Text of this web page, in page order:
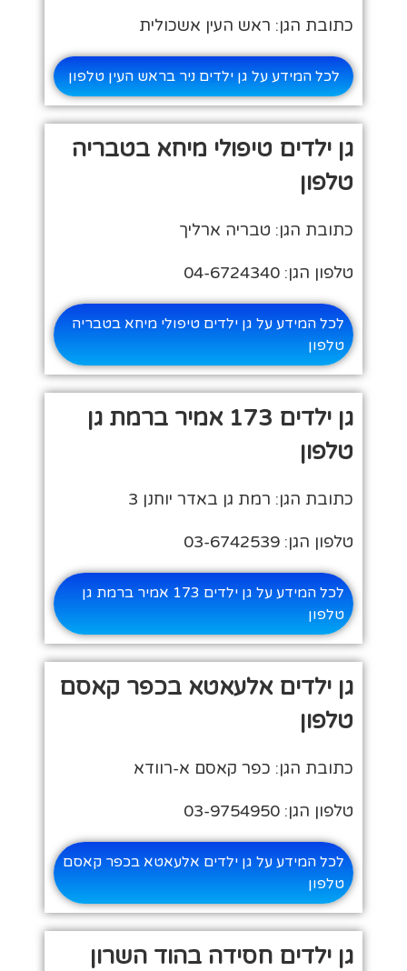
כתובת הגן: ראש העין אשכולית
לכל המידע על גן ילדים ניר בראש העין טלפון
גן ילדים טיפולי מיחא בטבריה
טלפון
כתובת הגן: טבריה ארליך
טלפון הגן: 04-6724340
לכל המידע על גן ילדים טיפולי מיחא בטבריה
טלפון
גן ילדים 173 אמיר ברמת גן
טלפון
כתובת הגן: רמת גן באדר יוחנן 3
טלפון הגן: 03-6742539
לכל המידע על גן ילדים 173 אמיר ברמת גן
טלפון
גן ילדים אלעאטא בכפר קאסם
טלפון
כתובת הגן: כפר קאסם א-רוודא
טלפון הגן: 03-9754950
לכל המידע על גן ילדים אלעאטא בכפר קאסם
טלפון
גן ילדים חסידה בהוד השרון